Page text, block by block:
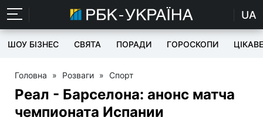
UA
ШОУ БІЗНЕС СВЯТА ПОРАДИ ГОРОСКОПИ ЦІКАВЕ
Головна » Розваги » Спорт
Реал - Барселона: анонс матча
чемпионата Испании